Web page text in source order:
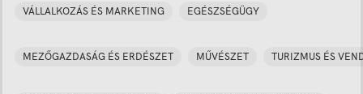
VÁLLALKOZÁS ÉS MARKETING EGÉSZSÉGÜGY
MEZŐGAZDASÁG ÉS ERDÉSZET MŰVÉSZET TURIZMUS ÉS